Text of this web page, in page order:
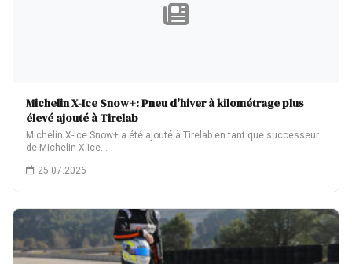
Michelin X-Ice Snow+: Pneu d'hiver à kilométrage plus
élevé ajouté à Tirelab
Michelin X-Ice Snow+ a été ajouté à Tirelab en tant que successeur
de Michelin X-Ice…
25.07.2026